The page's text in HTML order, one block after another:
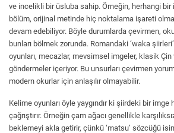
ve incelikli bir üsluba sahip. Örneğin, herhangi
bölüm, orijinal metinde hiç noktalama işareti
devam edebiliyor. Böyle durumlarda çevirmen,
bunları bölmek zorunda. Romandaki ‘waka
oyunları, mecazlar, mevsimsel imgeler, klasik Çin
göndermeler içeriyor. Bu unsurları çevirmen
modern okurlar için anlaşılır olmayabilir.
Kelime oyunları öyle yaygındır ki şiirdeki bir
çağrıştırır. Örneğin çam ağacı genellikle
beklemeyi akla getirir, çünkü ‘matsu’ sözcüğü